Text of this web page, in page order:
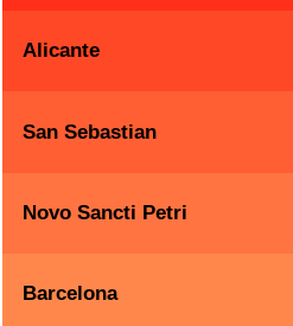
Alicante
San Sebastian
Novo Sancti Petri
Barcelona